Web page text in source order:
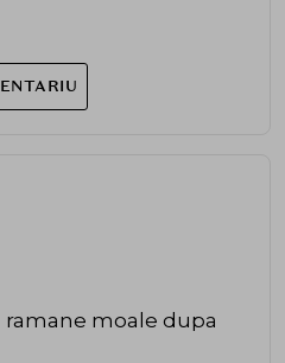
moale dupa